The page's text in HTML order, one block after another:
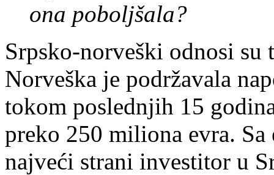
ona poboljšala?
Srpsko-norveški odnosi
Norveška je podržavala
tokom poslednjih 15
preko 250 miliona evra. Sa
najveći strani investitor u